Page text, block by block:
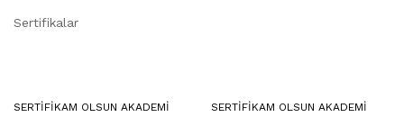
Sertifikalar
SERTIFIKAM OLSUN AKADEMI SERTIFIKAM OLSUN AKADEMI